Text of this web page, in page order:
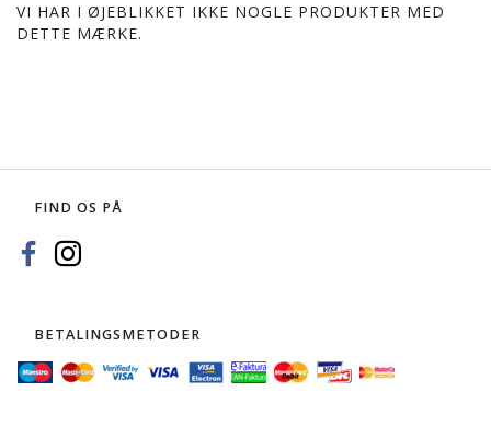
VI HAR I ØJEBLIKKET IKKE NOGLE PRODUKTER MED
DETTE MÆRKE.
FIND OS PÅ
BETALINGSMETODER